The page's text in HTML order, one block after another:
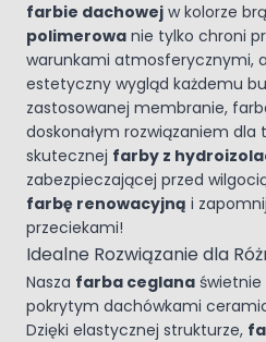
farbie dachowej w kolorze
polimerowa nie tylko chroni
warunkami atmosferycznymi,
estetyczny wygląd każdemu
zastosowanej membranie,
doskonałym rozwiązaniem dla
skutecznej farby z
zabezpieczającej przed
farbę renowacyjną i
przeciekami!
Idealne Rozwiązanie dla
Nasza farba ceglana świetnie
pokrytym dachówkami
Dzięki elastycznej strukturze,